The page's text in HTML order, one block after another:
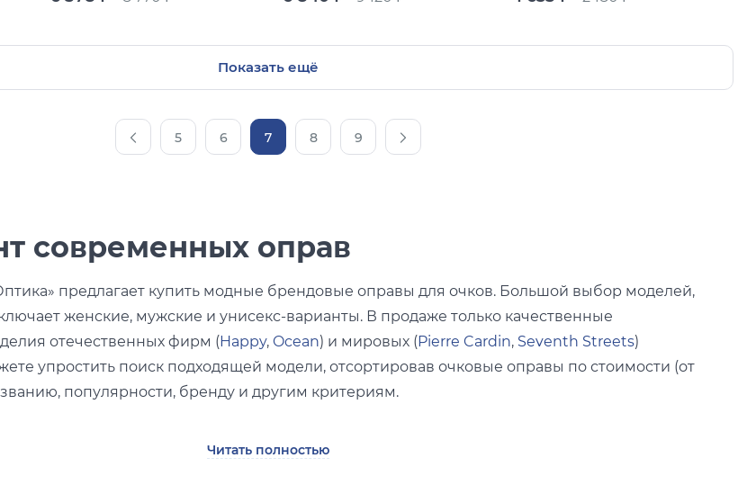
Показать ещё
5 6 7 8 9
современных оправ
предлагает купить модные брендовые оправы для очков. Большой выбор моделей,
женские, мужские и унисекс-варианты. В продаже только качественные
отечественных фирм (Happy, Ocean) и мировых (Pierre Cardin, Seventh Streets)
упростить поиск подходящей модели, отсортировав очковые оправы по стоимости (от
популярности, бренду и другим критериям.
металл,пластик). Также оптические оправы различают по типу
Читать полностью